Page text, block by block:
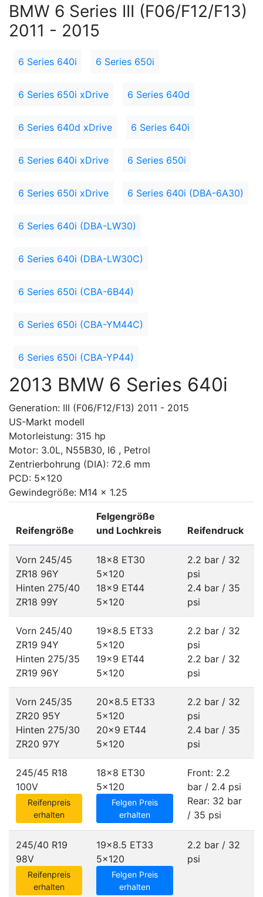
BMW 6 Series III (F06/F12/F13)
2011 - 2015
6 Series 640i 6 Series 650i
6 Series 650i xDrive 6 Series 640d
6 Series 640d xDrive 6 Series 640i
6 Series 640i xDrive 6 Series 650i
6 Series 650i xDrive 6 Series 640i (DBA-6A30)
6 Series 640i (DBA-LW30)
6 Series 640i (DBA-LW30C)
6 Series 650i (CBA-6B44)
6 Series 650i (CBA-YM44C)
6 Series 650i (CBA-YP44)
2013 BMW 6 Series 640i
Generation: III (F06/F12/F13) 2011 - 2015
US-Markt modell
Motorleistung: 315 hp
Motor: 3.0L, N55B30, I6 , Petrol
Zentrierbohrung (DIA): 72.6 mm
PCD: 5x120
Gewindegröße: M14 x 1.25
Reifengröße
Felgengröße
und Lochkreis
Reifendruck
Vorn 245/45
ZR18 96Y
Hinten 275/40
ZR18 99Y
18x8 ET30
5x120
18x9 ET44
5x120
2.2 bar / 32
psi
2.4 bar / 35
psi
Vorn 245/40
ZR19 94Y
Hinten 275/35
ZR19 96Y
19x8.5 ET33
5x120
19x9 ET44
5x120
2.2 bar / 32
psi
2.2 bar / 32
psi
Vorn 245/35
ZR20 95Y
Hinten 275/30
ZR20 97Y
20x8.5 ET33
5x120
20x9 ET44
5x120
2.2 bar / 32
psi
2.4 bar / 35
psi
245/45 R18
100V
Reifenpreis
erhalten
18x8 ET30
5x120
Felgen Preis
erhalten
Front: 2.2
bar / 2.4 psi
Rear: 32 bar
/ 35 psi
245/40 R19
98V
Reifenpreis
erhalten
19x8.5 ET33
5x120
Felgen Preis
erhalten
2.2 bar / 32
psi